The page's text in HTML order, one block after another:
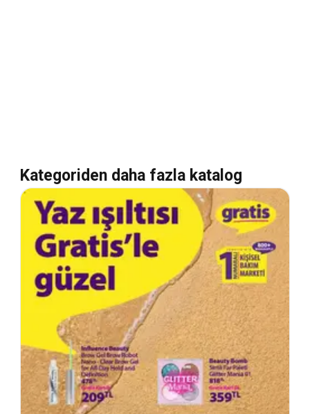
Kategoriden daha fazla katalog